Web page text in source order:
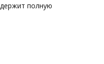
полную